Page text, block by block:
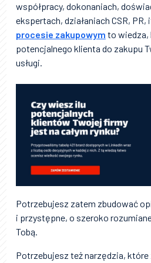
współpracy, dokonaniach,
ekspertach, działaniach CSR, PR,
procesie zakupowym to wiedza,
potencjalnego klienta do zakupu
usługi.
Potrzebujesz zatem zbudować
i przystępne, o szeroko
Tobą.
Potrzebujesz też narzędzia,